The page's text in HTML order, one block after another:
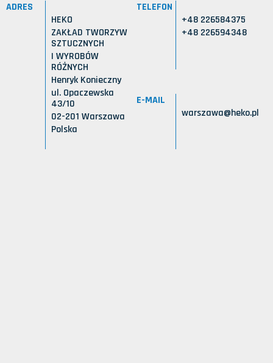
ADRES
HEKO
ZAKŁAD TWORZYW
SZTUCZNYCH
I WYROBÓW
RÓŻNYCH
Henryk Konieczny
ul. Opaczewska
43/10
02-201 Warszawa
Polska
TELEFON
+48 226584375
+48 226594348
E-MAIL
warszawa@heko.pl